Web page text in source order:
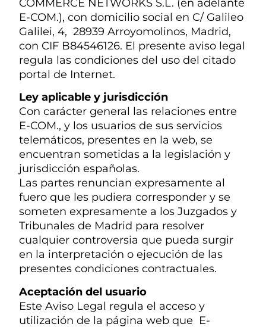
COMMERCE NETWORKS S.L. (en adelante
E-COM.), con domicilio social en C/ Galileo
Galilei, 4, 28939 Arroyomolinos, Madrid,
con CIF B84546126. El presente aviso legal
regula las condiciones del uso del citado
portal de Internet.
Ley aplicable y jurisdicción
Con carácter general las relaciones entre
E-COM., y los usuarios de sus servicios
telemáticos, presentes en la web, se
encuentran sometidas a la legislación y
jurisdicción españolas.
Las partes renuncian expresamente al
fuero que les pudiera corresponder y se
someten expresamente a los Juzgados y
Tribunales de Madrid para resolver
cualquier controversia que pueda surgir
en la interpretación o ejecución de las
presentes condiciones contractuales.
Aceptación del usuario
Este Aviso Legal regula el acceso y
utilización de la página web que E-